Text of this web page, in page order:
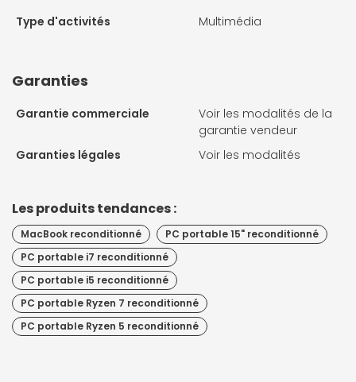
Type d'activités Multimédia
Garanties
Garantie commerciale
Voir les modalités de la
garantie vendeur
Garanties légales
Voir les modalités
Les produits tendances :
MacBook reconditionné
PC portable 15" reconditionné
PC portable i7 reconditionné
PC portable i5 reconditionné
PC portable Ryzen 7 reconditionné
PC portable Ryzen 5 reconditionné